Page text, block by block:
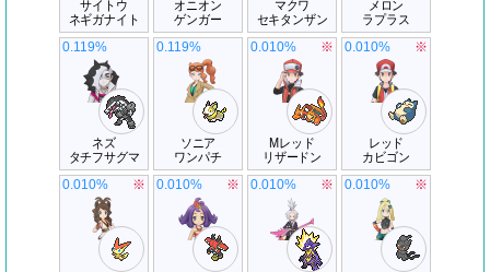
サイトウ
ネギガナイト
オニオン
ゲンガー
マクワ
セキタンザン
メロン
ラプラス
ネズ
タチフサグマ
0.119%
ソニア
ワンパチ
0.119%
Mレッド
リザードン
0.010% ※
レッド
カビゴン
0.010% ※
0.010% ※ 0.010% ※ 0.010% ※ 0.010% ※